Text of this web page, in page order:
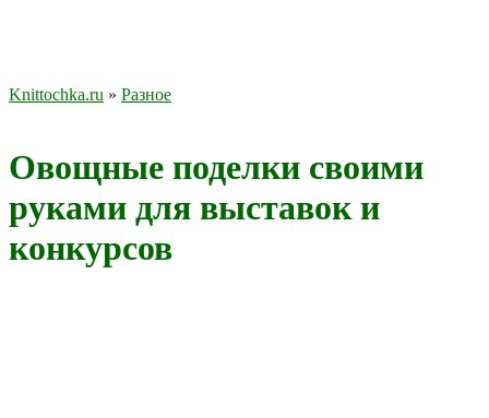
Knittochka.ru » Разное
Овощные поделки своими
руками для выставок и
конкурсов